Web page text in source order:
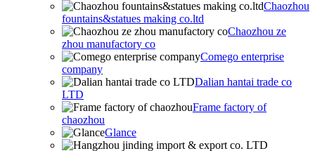
Chaozhou
fountains&statues making co.ltd
Chaozhou ze
zhou manufactory co
Comego enterprise
company
Dalian hantai trade co
LTD
Frame factory of
chaozhou
Glance